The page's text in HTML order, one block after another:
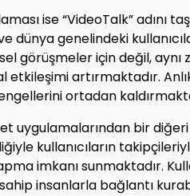
ise “VideoTalk” adını
dünya genelindeki
görüşmeler için değil,
artırmaktadır.
ortadan
bir diğeri
kullanıcıların
imkanı sunmaktadır.
insanlarla bağlantı